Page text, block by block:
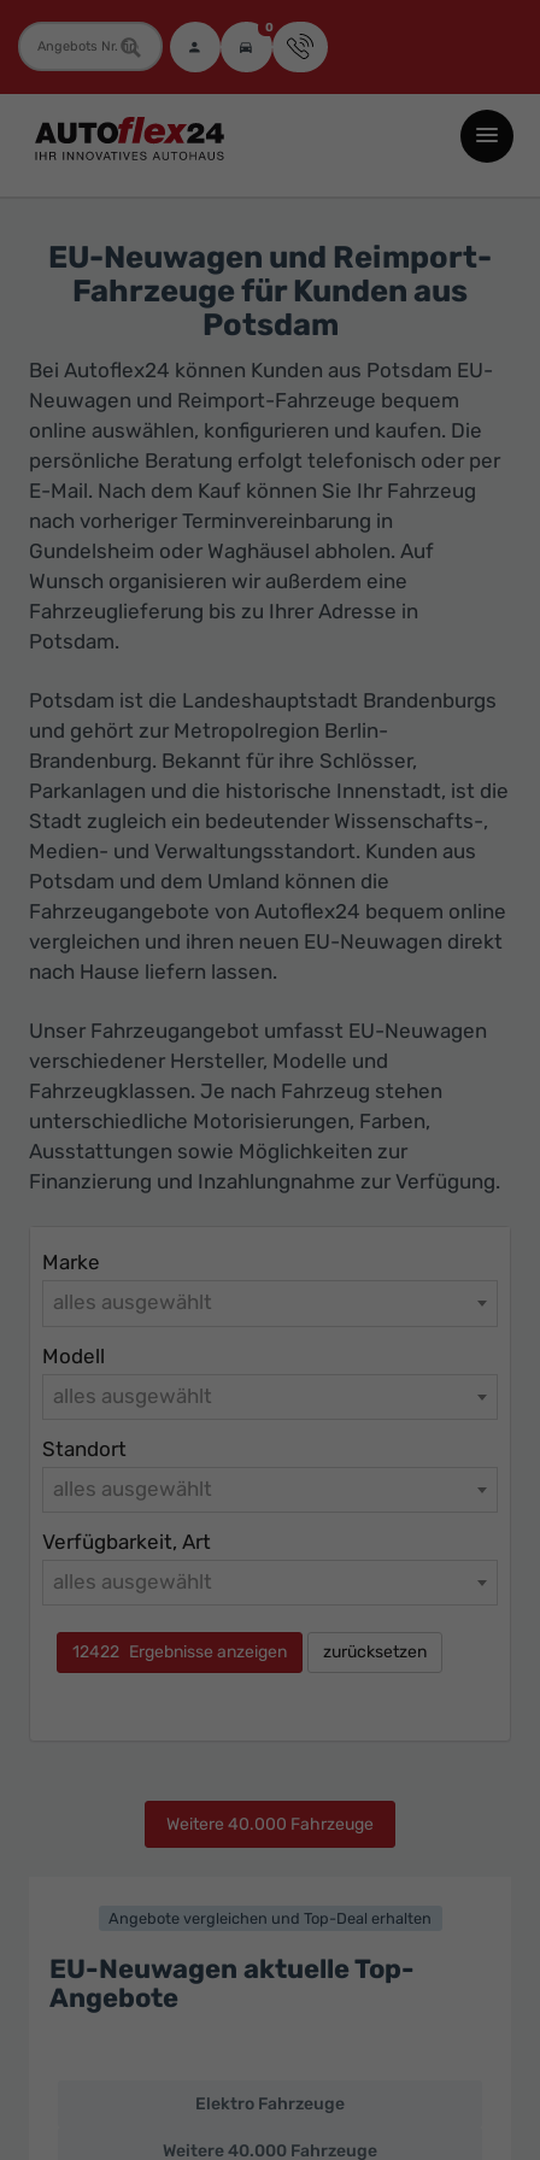
Fahrzeugnummer 0
Autoflex24
GmbH
Neuwagen
Jahreswagen
Gebrauchtwagen
zu
Top-
Preisen
-
Ihr
Innovatives
Autohaus
EU-Neuwagen und Reimport-
Fahrzeuge für Kunden aus
Potsdam
Bei Autoflex24 können Kunden aus Potsdam EU-
Neuwagen und Reimport-Fahrzeuge bequem
online auswählen, konfigurieren und kaufen. Die
persönliche Beratung erfolgt telefonisch oder per
E-Mail. Nach dem Kauf können Sie Ihr Fahrzeug
nach vorheriger Terminvereinbarung in
Gundelsheim oder Waghäusel abholen. Auf
Wunsch organisieren wir außerdem eine
Fahrzeuglieferung bis zu Ihrer Adresse in
Potsdam.
Potsdam ist die Landeshauptstadt Brandenburgs
und gehört zur Metropolregion Berlin-
Brandenburg. Bekannt für ihre Schlösser,
Parkanlagen und die historische Innenstadt, ist die
Stadt zugleich ein bedeutender Wissenschafts-,
Medien- und Verwaltungsstandort. Kunden aus
Potsdam und dem Umland können die
Fahrzeugangebote von Autoflex24 bequem online
vergleichen und ihren neuen EU-Neuwagen direkt
nach Hause liefern lassen.
Unser Fahrzeugangebot umfasst EU-Neuwagen
verschiedener Hersteller, Modelle und
Fahrzeugklassen. Je nach Fahrzeug stehen
unterschiedliche Motorisierungen, Farben,
Ausstattungen sowie Möglichkeiten zur
Finanzierung und Inzahlungnahme zur Verfügung.
Marke
alles ausgewählt
Modell
alles ausgewählt
Standort
alles ausgewählt
Verfügbarkeit, Art
alles ausgewählt
12422 Ergebnisse anzeigen zurücksetzen
Weitere 40.000 Fahrzeuge
Angebote vergleichen und Top-Deal erhalten
EU-Neuwagen aktuelle Top-
Angebote
Neuwagen
Elektro Fahrzeuge
Weitere 40.000 Fahrzeuge